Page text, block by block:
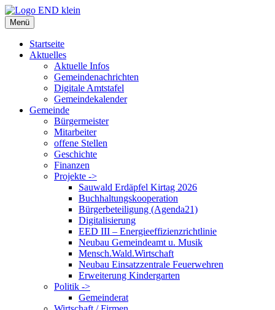
Zum
Inhalt
springen
Menü
Startseite
Aktuelles
Aktuelle Infos
Gemeindenachrichten
Digitale Amtstafel
Gemeindekalender
Gemeinde
Bürgermeister
Mitarbeiter
offene Stellen
Geschichte
Finanzen
Projekte ->
Sauwald Erdäpfel Kirtag 2026
Buchhaltungskooperation
Bürgerbeteiligung (Agenda21)
Digitalisierung
EED III – Energieeffizienzrichtlinie
Neubau Gemeindeamt u. Musik
Mensch.Wald.Wirtschaft
Neubau Einsatzzentrale Feuerwehren
Erweiterung Kindergarten
Politik ->
Gemeinderat